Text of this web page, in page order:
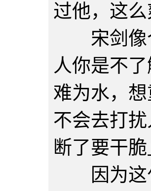
过他，这
宋剑像个
人你是不
难为水，
不会去打
断了要干脆
因为这句